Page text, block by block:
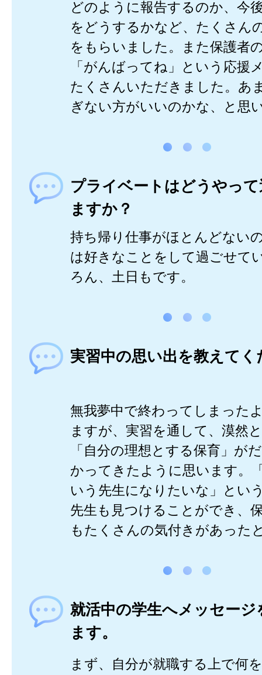
どのように報告するのか、今
をどうするかなど、たくさん
をもらいました。また保護者
「がんばってね」という応援
たくさんいただきました。あ
ぎない方がいいのかな、と思
プライベートはどうやっ
ますか？
持ち帰り仕事がほとんどない
は好きなことをして過ごせて
ろん、土日もです。
実習中の思い出を教えてく
無我夢中で終わってしまった
ますが、実習を通して、漠然
「自分の理想とする保育」が
かってきたように思います。
いう先生になりたいな」とい
先生も見つけることができ、
もたくさんの気付きがあった
就活中の学生へメッセージ
ます。
まず、自分が就職する上で何